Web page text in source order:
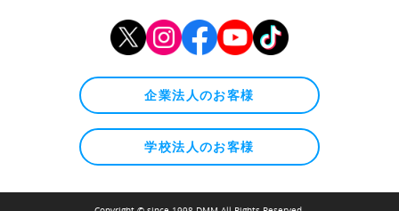
企業法人のお客様
学校法人のお客様